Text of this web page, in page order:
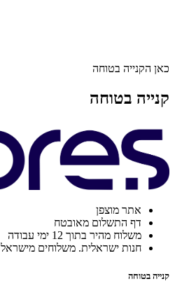
כאן הקנייה בטוחה
קנייה בטוחה
אתר מוצפן
דף התשלום מאובטח
משלוח מהיר בתוך 12 ימי עבודה
חנות ישראלית. משלוחים מישראל
קנייה בטוחה